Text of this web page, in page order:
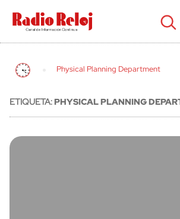
cerrar
Physical Planning Department
ETIQUETA:PHYSICAL PLANNING